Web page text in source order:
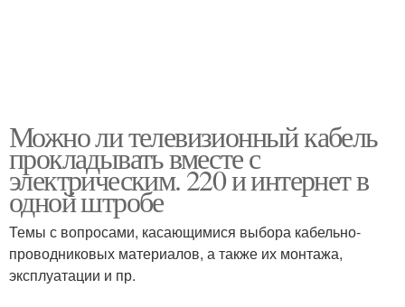
Можно ли телевизионный кабель
прокладывать вместе с
электрическим. 220 и интернет в
одной штробе
Темы с вопросами, касающимися выбора кабельно-
проводниковых материалов, а также их монтажа,
эксплуатации и пр.